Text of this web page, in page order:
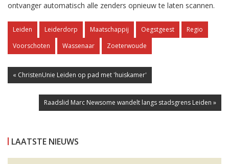
ontvanger automatisch alle zenders opnieuw te laten scannen.
Leiden Leiderdorp Maatschappij Oegstgeest
Regio
Voorschoten
Wassenaar Zoeterwoude
« ChristenUnie Leiden op pad met 'huiskamer'
Raadslid Marc Newsome wandelt langs stadsgrens Leiden »
LAATSTE NIEUWS